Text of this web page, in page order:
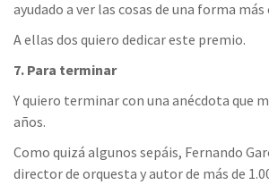
ayudado a ver las cosas de una forma más
A ellas dos quiero dedicar este premio.
7. Para terminar
Y quiero terminar con una anécdota que
años.
Como quizá algunos sepáis, Fernando
director de orquesta y autor de más de